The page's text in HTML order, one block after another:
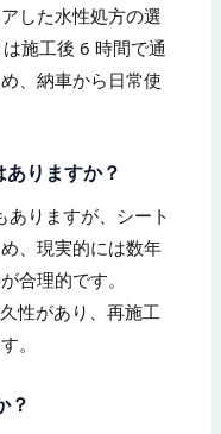
した水性処方の選
施工後 6 時間で通
、納車から日常使
りますか？
ありますが、シート
、現実的には数年
合理的です。
性があり、再施工
。
？